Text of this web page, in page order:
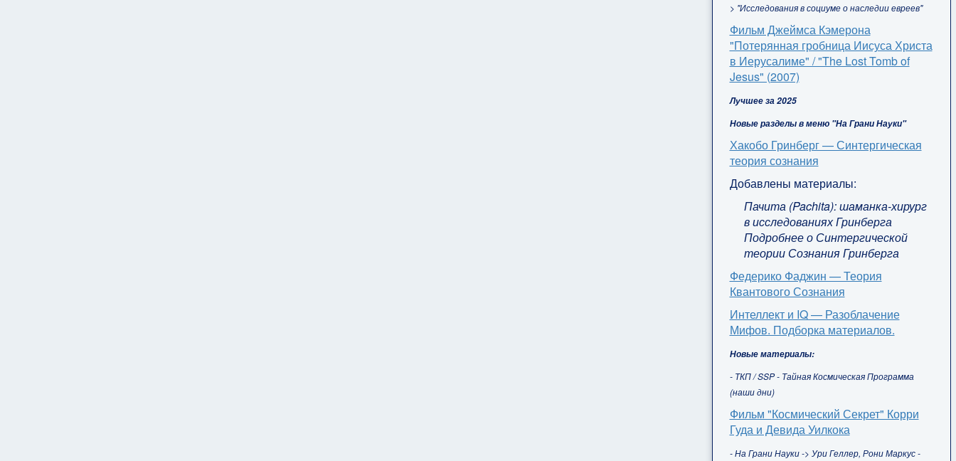
> "Исследования в социуме о наследии евреев"
Фильм Джеймса Кэмерона
"Потерянная гробница Иисуса Христа
в Иерусалиме" / "The Lost Tomb of
Jesus" (2007)
Лучшее за 2025
Новые разделы в меню "На Грани Науки"
Хакобо Гринберг — Синтергическая
теория сознания
Добавлены материалы:
Пачита (Pachita): шаманка-хирург
в исследованиях Гринберга
Подробнее о Синтергической
теории Сознания Гринберга
Федерико Фаджин — Теория
Квантового Сознания
Интеллект и IQ — Разоблачение
Мифов. Подборка материалов.
Новые материалы:
- ТКП / SSP - Тайная Космическая Программа
(наши дни)
Фильм "Космический Секрет" Корри
Гуда и Девида Уилкока
- На Грани Науки -> Ури Геллер, Рони Маркус -